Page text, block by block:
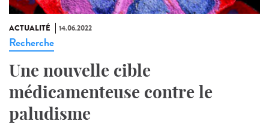
ACTUALITÉ 14.06.2022
Recherche
Une nouvelle cible
médicamenteuse contre le
paludisme